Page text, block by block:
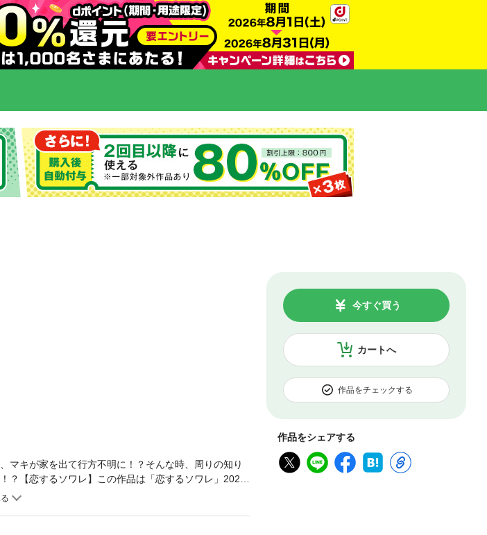
カートへ
今すぐ買う
作品をチェックする
作品をシェアする
マキが家を出て行方不明に！？そんな時、周りの知り
【恋するソワレ】この作品は「恋するソワレ」2022